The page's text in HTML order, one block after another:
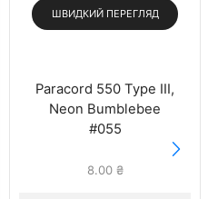
ШВИДКИЙ ПЕРЕГЛЯД
Paracord 550 Type III,
Neon Bumblebee
#055
8.00₴